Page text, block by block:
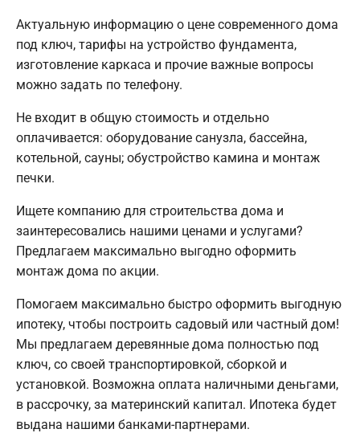
Актуальную информацию о цене современного дома
под ключ, тарифы на устройство фундамента,
изготовление каркаса и прочие важные вопросы
можно задать по телефону.
Не входит в общую стоимость и отдельно
оплачивается: оборудование санузла, бассейна,
котельной, сауны; обустройство камина и монтаж
печки.
Ищете компанию для строительства дома и
заинтересовались нашими ценами и услугами?
Предлагаем максимально выгодно оформить
монтаж дома по акции.
Помогаем максимально быстро оформить выгодную
ипотеку, чтобы построить садовый или частный дом!
Мы предлагаем деревянные дома полностью под
ключ, со своей транспортировкой, сборкой и
установкой. Возможна оплата наличными деньгами,
в рассрочку, за материнский капитал. Ипотека будет
выдана нашими банками-партнерами.